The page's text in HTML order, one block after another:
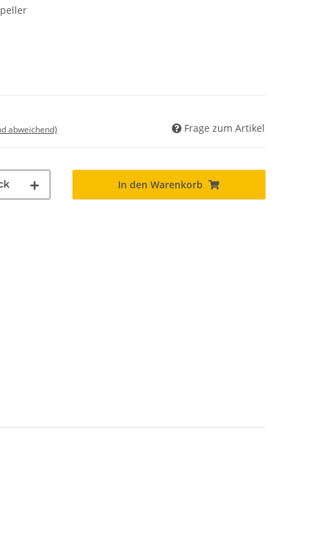
abweichend) Frage zum Artikel
In den Warenkorb